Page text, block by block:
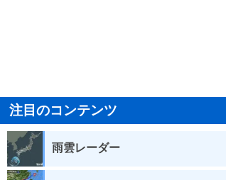
注目のコンテンツ
雨雲レーダー